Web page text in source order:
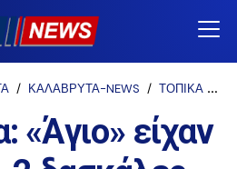
ΚΑΛΑΒΡΥΤΑ-NEWS ΤΟΠΙΚΑ
«Άγιο» είχαν